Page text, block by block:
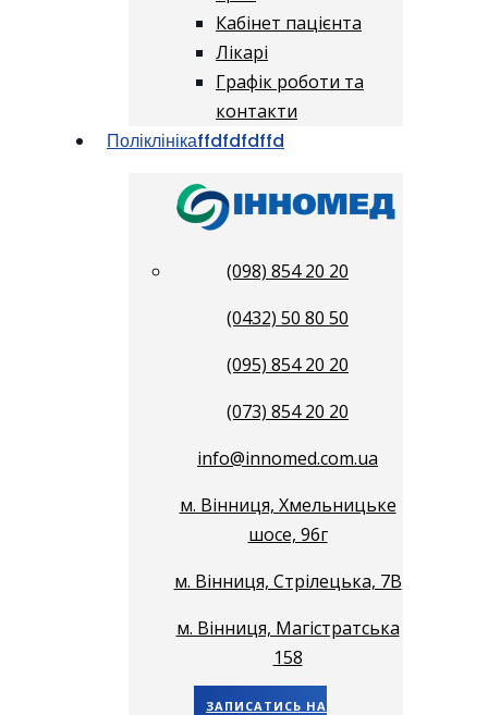
Кабінет пацієнта
Лікарі
Графік роботи та
контакти
Поліклінікаffdfdfdffd
(098) 854 20 20
(0432) 50 80 50
(095) 854 20 20
(073) 854 20 20
info@innomed.com.ua
м. Вінниця, Хмельницьке
шосе, 96г
м. Вінниця, Стрілецька, 7В
м. Вінниця, Магістратська
158
ЗАПИСАТИСЬ НА